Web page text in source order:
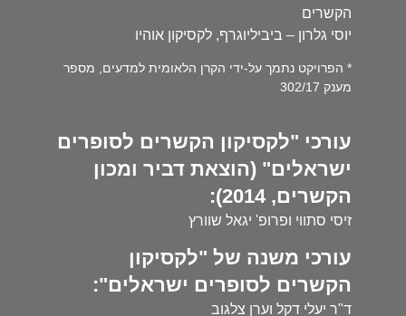
הקשרים
יוסי גלרון – ביביליוגרף, לקסיקון אוהיו
* הפרויקט נתמך על-ידי הקרן הלאומית למדעים, מספר
מענק 302/17
עורכי "לקסיקון הקשרים לסופרים
ישראלים" (הוצאת דביר ומכון
הקשרים, 2014):
זיסי סתווי ופרופ' יגאל שוורץ
עורכי משנה של "לקסיקון
הקשרים לסופרים ישראלים":
ד"ר יעלי דקל וערן צלגוב